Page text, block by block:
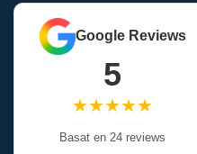
Google Reviews
5
★★★★★
Basat en 24 reviews